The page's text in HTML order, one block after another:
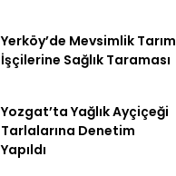
Yerköy’de Mevsimlik Tarım
İşçilerine Sağlık Taraması
Yozgat’ta Yağlık Ayçiçeği
Tarlalarına Denetim
Yapıldı